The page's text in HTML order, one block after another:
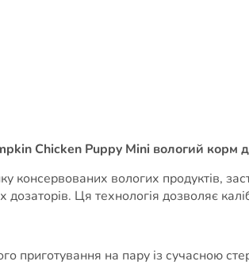
Chicken Puppy Mini вологий корм
консервованих вологих продуктів,
дозаторів. Ця технологія дозволяє
приготування на пару із сучасною